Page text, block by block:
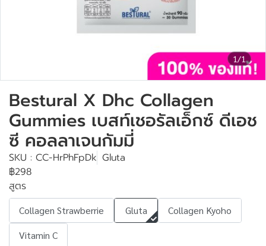
1/1
Bestural X Dhc Collagen
Gummies เบสท์เชอรัลเอ็กซ์ ดีเอช
ซี คอลลาเจนกัมมี่
SKU : CC-HrPhFpDk Gluta
฿298
สูตร
Collagen Strawberrie Gluta
Collagen Kyoho
Vitamin C